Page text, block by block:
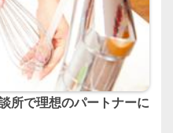
所で理想のパートナーに